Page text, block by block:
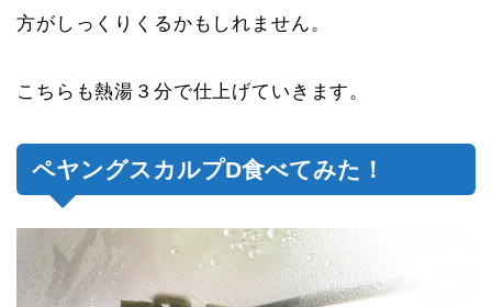
方がしっくりくるかもしれません。
こちらも熱湯３分で仕上げていきます。
ペヤングスカルプD食べてみた！